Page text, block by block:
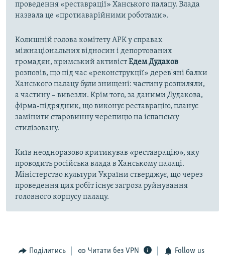
проведення «реставрації» Ханського палацу. Влада
назвала це «протиаварійними роботами».
Колишній голова комітету АРК у справах
міжнаціональних відносин і депортованих
громадян, кримський активістЕдем Дудаков
розповів, що під час «реконструкції» дерев'яні балки
Ханського палацу були знищені: частину розпиляли,
а частину – вивезли. Крім того, за даними Дудакова,
фірма-підрядник, що виконує реставрацію, планує
замінити старовинну черепицю на іспанську
стилізовану.
Київ неодноразово критикував «реставрацію», яку
проводить російська влада в Ханському палаці.
Міністерство культури України стверджує, що через
проведення цих робіт існує загроза руйнування
головного корпусу палацу.
Поділитись Читати без VPN Follow us